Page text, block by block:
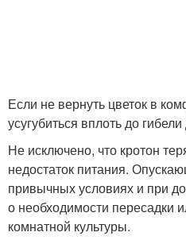
Если не вернуть цветок в
усугубиться вплоть до
Не исключено, что кротон
недостаток питания.
привычных условиях и при
о необходимости пересадки
комнатной культуры.